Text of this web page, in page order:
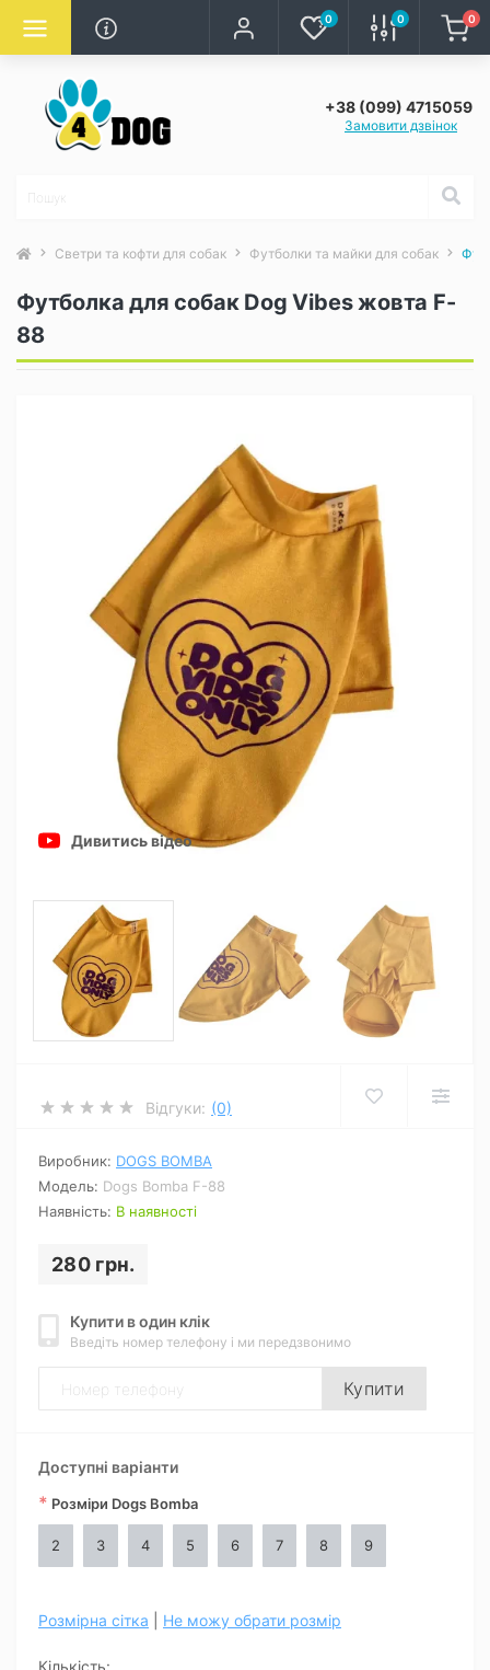
0 0 0
+38 (099) 4715059
Замовити дзвінок
Светри та кофти для собак Футболки та майки для собак
Футболка для собак Dog Vibes жовта F-
88
Дивитись відео
Відгуки: (0)
Виробник: DOGS BOMBA
Модель: Dogs Bomba F-88
Наявність: В наявності
280 грн.
Купити в один клік
Введіть номер телефону і ми передзвонимо
Купити
Доступні варіанти
* Розміри Dogs Bomba
2 3 4 5 6 7 8 9
Розмірна сітка Не можу обрати розмір
Кількість: